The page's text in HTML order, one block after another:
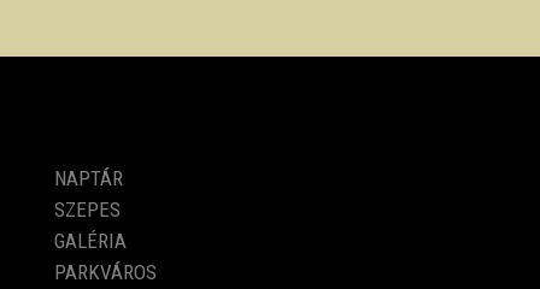
NAPTÁR
SZEPES
GALÉRIA
PARKVÁROS